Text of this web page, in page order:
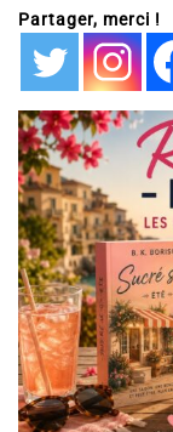
Partager, merci !